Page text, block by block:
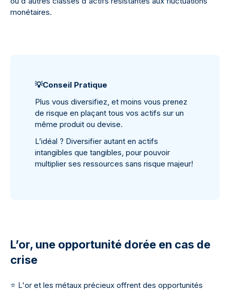
monétaires.
💡Conseil Pratique
Plus vous diversifiez, et moins vous prenez
de risque en plaçant tous vos actifs sur un
même produit ou devise.
L’idéal ? Diversifier autant en actifs
intangibles que tangibles, pour pouvoir
multiplier ses ressources sans risque majeur!
L’or, une opportunité dorée en cas de
crise
⭐ L'or et les métaux précieux offrent des opportunités